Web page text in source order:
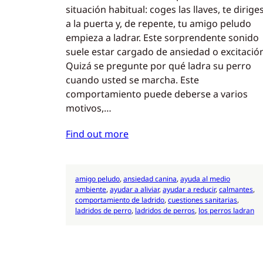
situación habitual: coges las llaves, te
a la puerta y, de repente, tu amigo peludo
empieza a ladrar. Este sorprendente sonido
suele estar cargado de ansiedad o
Quizá se pregunte por qué ladra su perro
cuando usted se marcha. Este
comportamiento puede deberse a varios
motivos,…
Find out more
amigo peludo, ansiedad canina, ayuda al medio
ambiente, ayudar a aliviar, ayudar a reducir, calmantes
comportamiento de ladrido, cuestiones sanitarias
ladridos de perro, ladridos de perros, los perros ladran